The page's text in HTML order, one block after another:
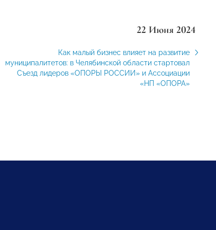
22 Июня 2024
Как малый бизнес влияет на развитие
муниципалитетов: в Челябинской области стартовал
Съезд лидеров «ОПОРЫ РОССИИ» и Ассоциации
«НП «ОПОРА»